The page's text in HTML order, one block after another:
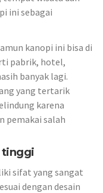
ini sebagai
kanopi ini bisa di
pabrik, hotel,
banyak lagi.
yang tertarik
karena
pemakai salah
tinggi
sifat yang sangat
dengan desain